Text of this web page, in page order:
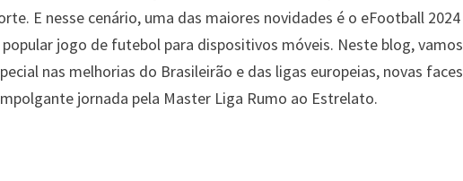
E nesse cenário, uma das maiores novidades é o eFootball 2024
jogo de futebol para dispositivos móveis. Neste blog, vamos
nas melhorias do Brasileirão e das ligas europeias, novas faces
jornada pela Master Liga Rumo ao Estrelato.